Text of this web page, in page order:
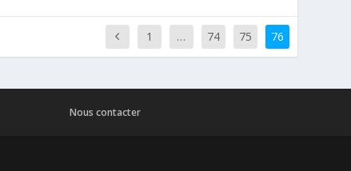
1 … 74 75 76
Nous contacter